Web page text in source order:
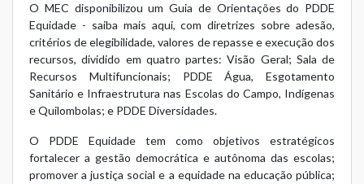
O MEC disponibilizou um Guia de Orientações do PDDE
Equidade - saiba mais aqui, com diretrizes sobre adesão,
critérios de elegibilidade, valores de repasse e execução dos
recursos, dividido em quatro partes: Visão Geral; Sala de
Recursos Multifuncionais; PDDE Água, Esgotamento
Sanitário e Infraestrutura nas Escolas do Campo, Indígenas
e Quilombolas; e PDDE Diversidades.
O PDDE Equidade tem como objetivos estratégicos
fortalecer a gestão democrática e autônoma das escolas;
promover a justiça social e a equidade na educação pública;